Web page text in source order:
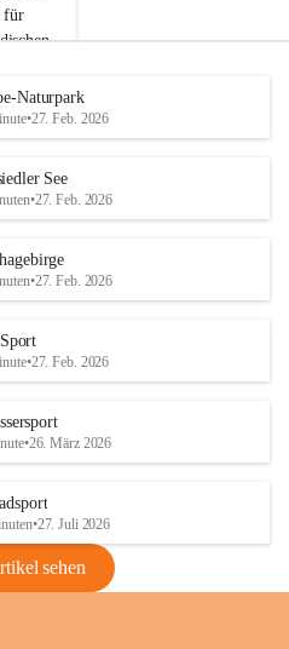
für
oder
Bitte
u
e
d
r
S
Naturpark
•27. Feb. 2026
See
•27. Feb. 2026
•27. Feb. 2026
Sport
•27. Feb. 2026
•26. März 2026
•27. Juli 2026
sehen